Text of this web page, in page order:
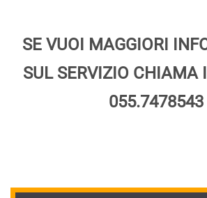
SE VUOI MAGGIORI
SUL SERVIZIO CHIAMA
055.7478543